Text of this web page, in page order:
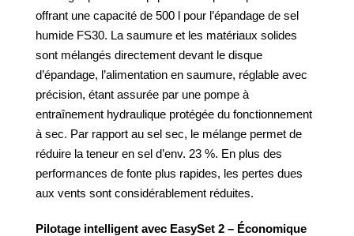
offrant une capacité de 500 l pour l’épandage de sel
humide FS30. La saumure et les matériaux solides
sont mélangés directement devant le disque
d’épandage, l’alimentation en saumure, réglable avec
précision, étant assurée par une pompe à
entraînement hydraulique protégée du fonctionnement
à sec. Par rapport au sel sec, le mélange permet de
réduire la teneur en sel d’env. 23 %. En plus des
performances de fonte plus rapides, les pertes dues
aux vents sont considérablement réduites.
Pilotage intelligent avec EasySet 2 – Économique